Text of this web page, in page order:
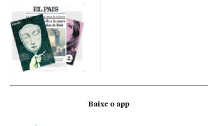
Baixe o app